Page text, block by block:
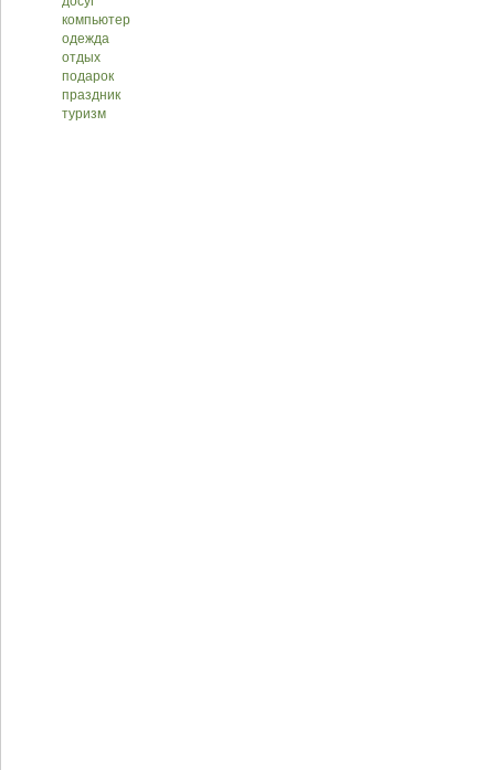
компьютер
одежда
отдых
подарок
праздник
туризм